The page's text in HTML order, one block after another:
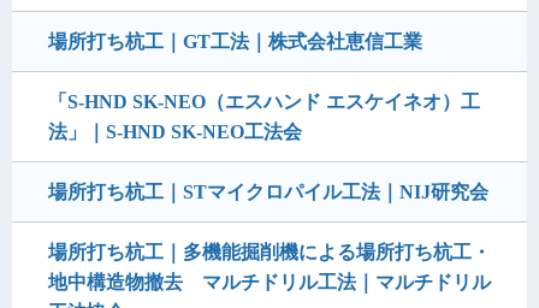
場所打ち杭工｜GT工法｜株式会社恵信工業
「S-HND SK-NEO（エスハンド エスケイネオ）工
法」｜S-HND SK-NEO工法会
場所打ち杭工｜STマイクロパイル工法｜NIJ研究会
場所打ち杭工｜多機能掘削機による場所打ち杭工・
地中構造物撤去 マルチドリル工法｜マルチドリル